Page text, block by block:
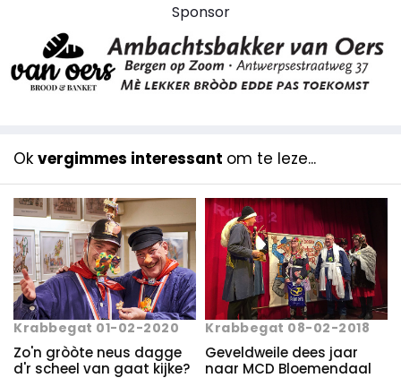
Sponsor
Ok vergimmes interessant om te leze...
Krabbegat 01-02-2020
Zo'n gròòte neus dagge
d'r scheel van gaat kijke?
Krabbegat 08-02-2018
Geveldweile dees jaar
naar MCD Bloemendaal